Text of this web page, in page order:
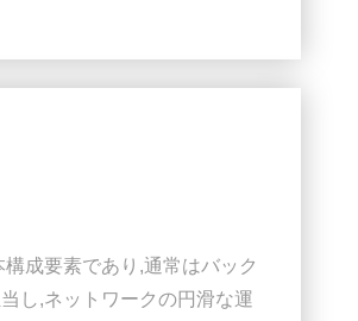
成要素であり,通常はバック
し,ネットワークの円滑な運